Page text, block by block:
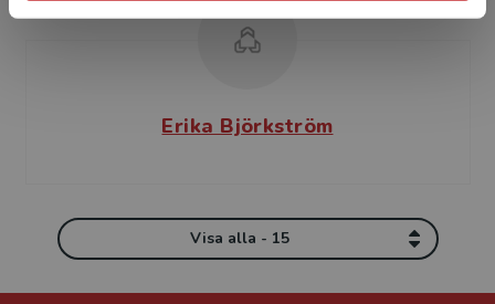
Erika Björkström
Visa alla - 15